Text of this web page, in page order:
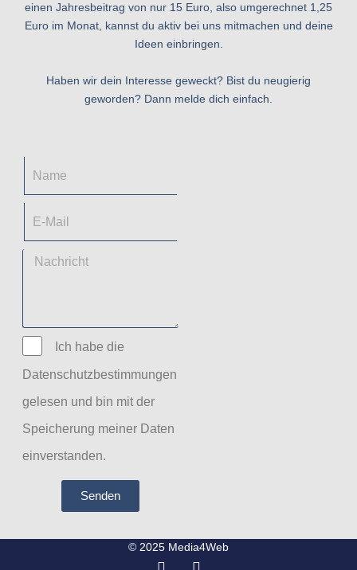
Ich habe die
Datenschutzbestimmungen
gelesen und bin mit der
Speicherung meiner Daten
einverstanden.
Senden
einen Jahresbeitrag von nur 15 Euro, also umgerechnet 1,25
Euro im Monat, kannst du aktiv bei uns mitmachen und deine
Ideen einbringen.
Haben wir dein Interesse geweckt? Bist du neugierig
geworden? Dann melde dich einfach.
© 2025 Media4Web